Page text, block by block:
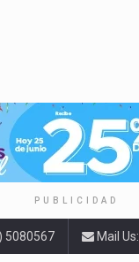
PUBLICIDAD
5080567 Mail Us: